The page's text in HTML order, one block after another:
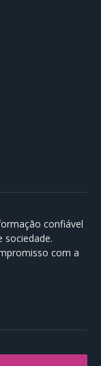
confiável
sociedade.
com a